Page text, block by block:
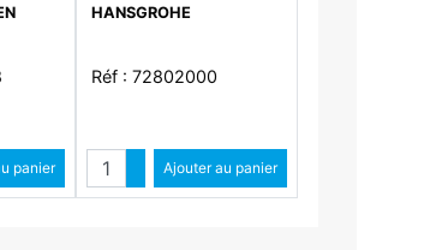
quantité
panier
HANSGROHE
Réf : 72802000
QuantitéAugmenter quantité
Diminuer quantité
Ajouter au panier